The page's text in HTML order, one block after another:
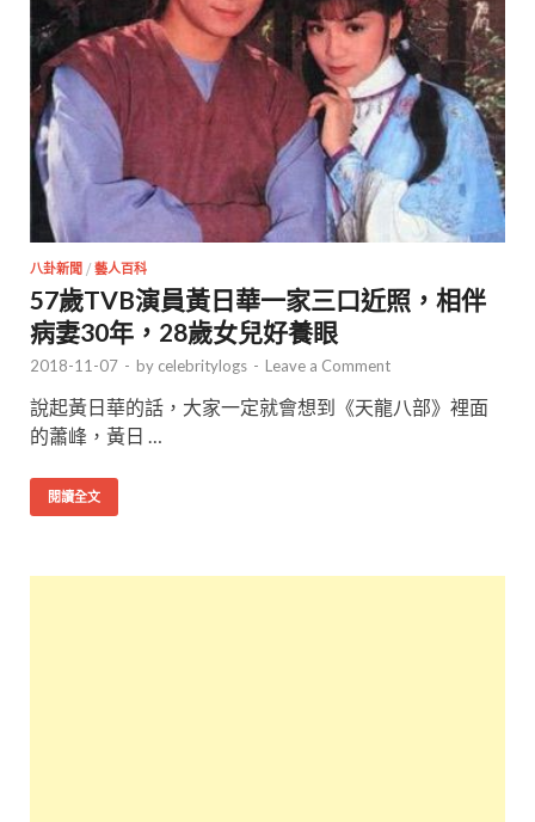
八卦新聞 / 藝人百科
57歲TVB演員黃日華一家三口近照，相伴
病妻30年，28歲女兒好養眼
2018-11-07 - by celebritylogs - Leave a Comment
說起黃日華的話，大家一定就會想到《天龍八部》裡面
的蕭峰，黃日 …
閱讀全文